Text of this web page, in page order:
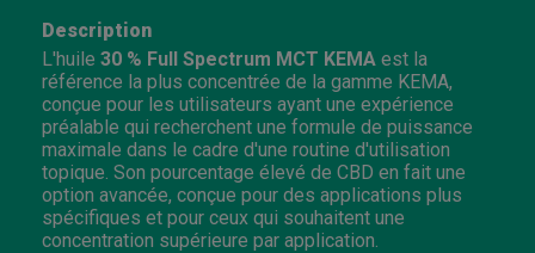
Description
L'huile 30 % Full Spectrum MCT KEMA est la
référence la plus concentrée de la gamme KEMA,
conçue pour les utilisateurs ayant une expérience
préalable qui recherchent une formule de puissance
maximale dans le cadre d'une routine d'utilisation
topique. Son pourcentage élevé de CBD en fait une
option avancée, conçue pour des applications plus
spécifiques et pour ceux qui souhaitent une
concentration supérieure par application.